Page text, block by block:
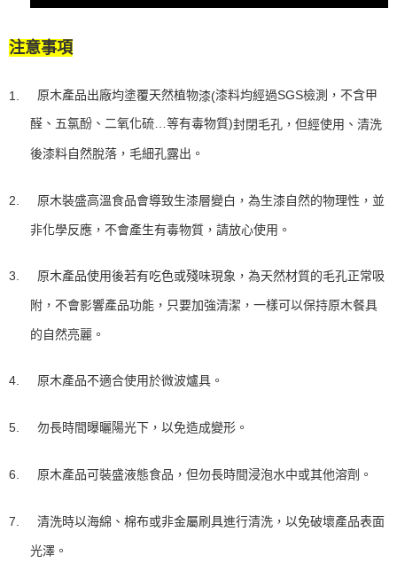
注意事項
1. 原木產品出廠均塗覆天然植物漆(漆料均經過SGS檢測，不含甲
醛、五氯酚、二氧化硫…等有毒物質)封閉毛孔，但經使用、清洗
後漆料自然脫落，毛細孔露出。
2. 原木裝盛高溫食品會導致生漆層變白，為生漆自然的物理性，並
非化學反應，不會產生有毒物質，請放心使用。
3. 原木產品使用後若有吃色或殘味現象，為天然材質的毛孔正常吸
附，不會影響產品功能，只要加強清潔，一樣可以保持原木餐具
的自然亮麗。
4. 原木產品不適合使用於微波爐具。
5. 勿長時間曝曬陽光下，以免造成變形。
6. 原木產品可裝盛液態食品，但勿長時間浸泡水中或其他溶劑。
7. 清洗時以海綿、 棉布或非金屬刷具進行清洗，以免破壞產品表面
光澤。